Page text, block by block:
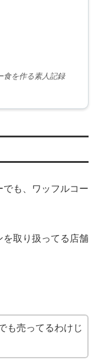
を作る素人記録
も、ワッフルコー
を取り扱ってる店舗
も売ってるわけじ